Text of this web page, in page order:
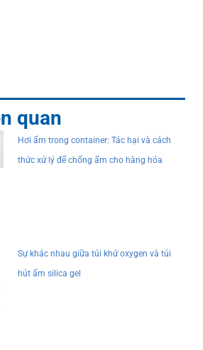
quan
Hơi ẩm trong container: Tác hại và cách
thức xử lý để chống ẩm cho hàng hóa
Sự khác nhau giữa túi khử oxygen và túi
hút ẩm silica gel